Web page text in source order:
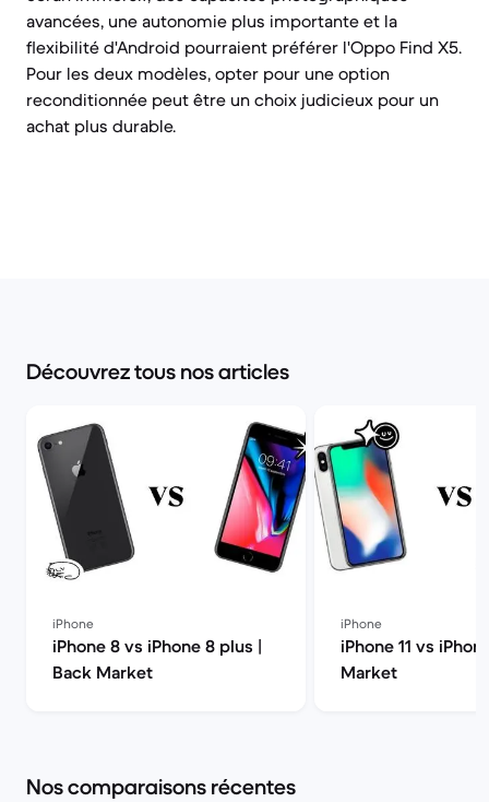
avancées, une autonomie plus importante et la
flexibilité d'Android pourraient préférer l'Oppo Find X5.
Pour les deux modèles, opter pour une option
reconditionnée peut être un choix judicieux pour un
achat plus durable.
Découvrez tous nos articles
iPhone
iPhone 8 vs iPhone 8 plus |
Back Market
iPhone
iPhone 11 vs
Market
Nos comparaisons récentes